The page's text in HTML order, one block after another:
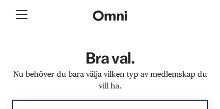
Bra val.
Nu behöver du bara välja vilken typ av medlemskap du
vill ha.